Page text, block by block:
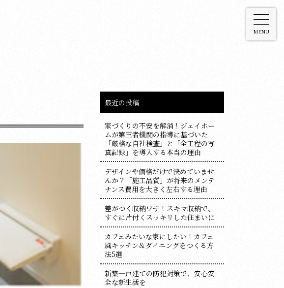
MENU
最近の投稿
家づくりの不安を解消！ジェイホー
ムが第三者機関の指導に基づいた
「厳格な自社検査」と「全工程の写
真記録」を導入する本当の理由
デザインや価格だけで決めていませ
んか？「施工品質」が将来のメンテ
ナンス費用を大きく左右する理由
差がつく収納ワザ！スキマ収納で、
すぐに片付くスッキリした住まいに
カフェみたいな家にしたい！カフェ
風キッチン＆ダイニングをつくる方
法5選
新築一戸建ての防犯対策で、安心安
全な新生活を